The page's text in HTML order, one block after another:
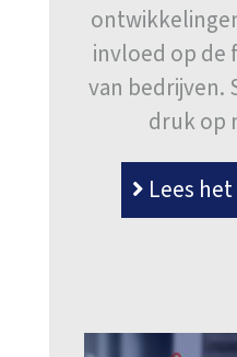
invloed op de
van bedrijven.
druk op
Lees